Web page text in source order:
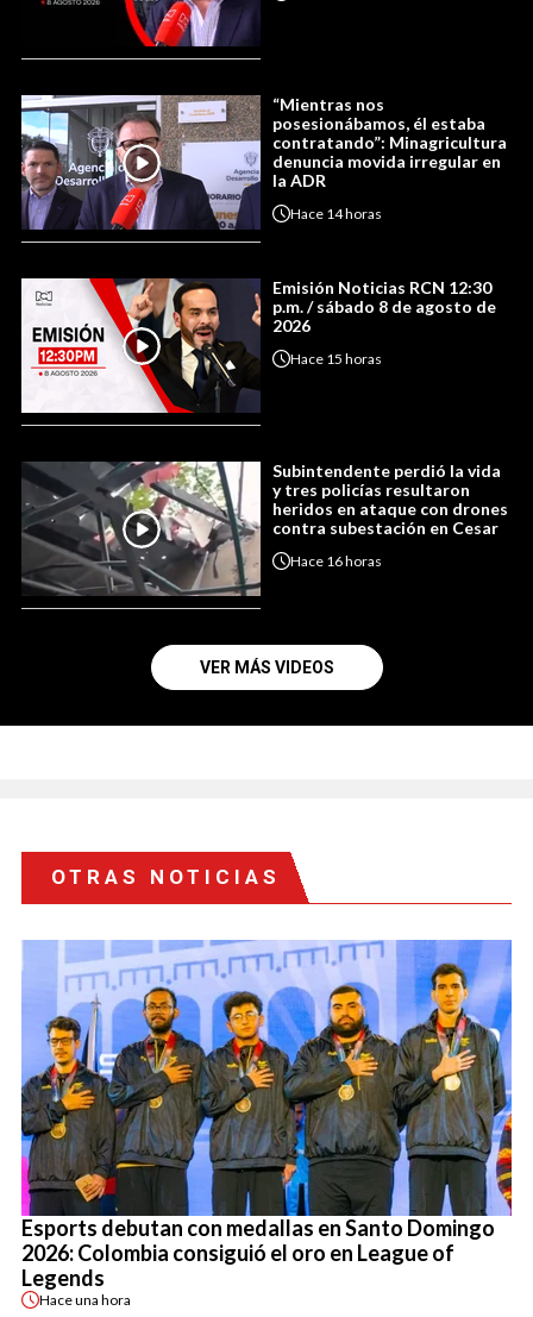
“Mientras nos
posesionábamos, él estaba
contratando”: Minagricultura
denuncia movida irregular en
la ADR
Hace 14 horas
Emisión Noticias RCN 12:30
p.m. / sábado 8 de agosto de
2026
Hace 15 horas
Subintendente perdió la vida
y tres policías resultaron
heridos en ataque con drones
contra subestación en Cesar
Hace 16 horas
VER MÁS VIDEOS
OTRAS NOTICIAS
Esports debutan con medallas en Santo Domingo
2026: Colombia consiguió el oro en League of
Legends
Haceuna hora